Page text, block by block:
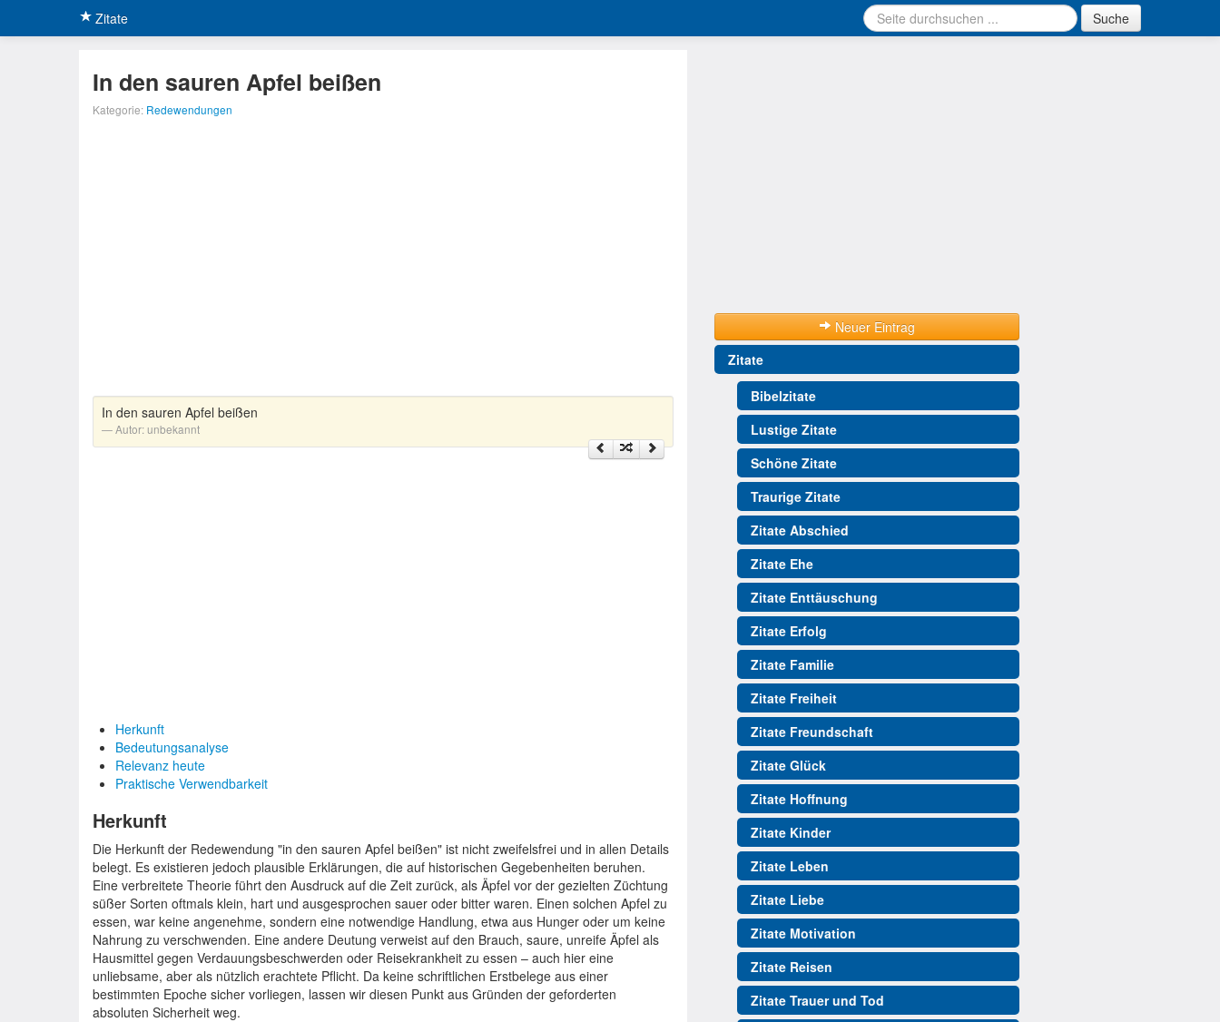
Zitate Suche
In den sauren Apfel beißen
Kategorie: Redewendungen
In den sauren Apfel beißen
Autor:unbekannt
Herkunft
Bedeutungsanalyse
Relevanz heute
Praktische Verwendbarkeit
Herkunft
Die Herkunft der Redewendung "in den sauren Apfel beißen" ist nicht zweifelsfrei und in allen Details
belegt. Es existieren jedoch plausible Erklärungen, die auf historischen Gegebenheiten beruhen.
Eine verbreitete Theorie führt den Ausdruck auf die Zeit zurück, als Äpfel vor der gezielten Züchtung
süßer Sorten oftmals klein, hart und ausgesprochen sauer oder bitter waren. Einen solchen Apfel zu
essen, war keine angenehme, sondern eine notwendige Handlung, etwa aus Hunger oder um keine
Nahrung zu verschwenden. Eine andere Deutung verweist auf den Brauch, saure, unreife Äpfel als
Hausmittel gegen Verdauungsbeschwerden oder Reisekrankheit zu essen – auch hier eine
unliebsame, aber als nützlich erachtete Pflicht. Da keine schriftlichen Erstbelege aus einer
bestimmten Epoche sicher vorliegen, lassen wir diesen Punkt aus Gründen der geforderten
absoluten Sicherheit weg.
Neuer Eintrag
Zitate
Bibelzitate
Lustige Zitate
Schöne Zitate
Traurige Zitate
Zitate Abschied
Zitate Ehe
Zitate Enttäuschung
Zitate Erfolg
Zitate Familie
Zitate Freiheit
Zitate Freundschaft
Zitate Glück
Zitate Hoffnung
Zitate Kinder
Zitate Leben
Zitate Liebe
Zitate Motivation
Zitate Reisen
Zitate Trauer und Tod